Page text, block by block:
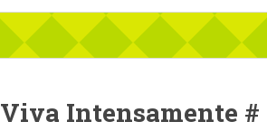
Viva Intensamente #